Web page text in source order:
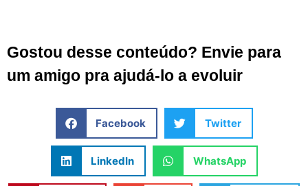
Gostou desse conteúdo? Envie para
um amigo pra ajudá-lo a evoluir
Facebook Twitter
LinkedIn WhatsApp